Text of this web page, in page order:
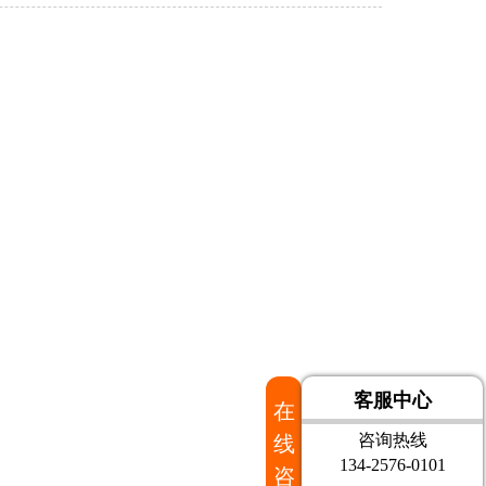
在
线
咨
客服中心
咨询热线
134-2576-0101